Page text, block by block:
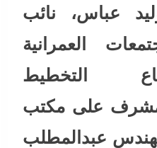
عباس، نائب
العمرانية
التخطيط
على مكتب
عبدالمطلب